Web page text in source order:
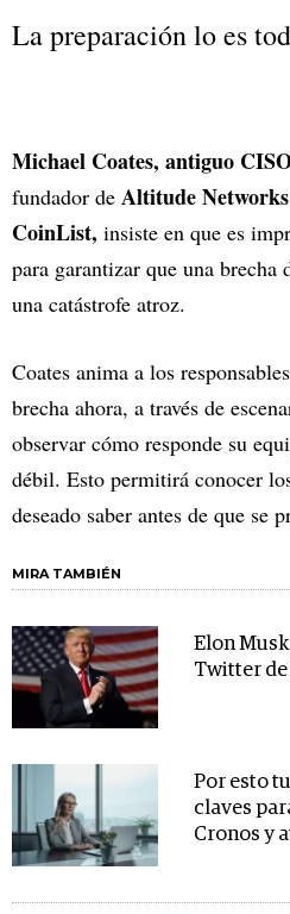
La preparación lo es
Michael Coates, antiguo
fundador de Altitude
CoinList, insiste en que es
para garantizar que una brecha
una catástrofe atroz.
Coates anima a los
brecha ahora, a través de
observar cómo responde su
débil. Esto permitirá conocer
deseado saber antes de que se
MIRA TAMBIÉN
Elon
Twitter
Por esto
claves
Cronos y